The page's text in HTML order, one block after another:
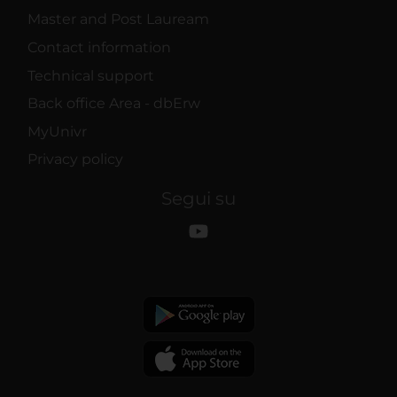
Master and Post Lauream
Contact information
Technical support
Back office Area - dbErw
MyUnivr
Privacy policy
Segui su